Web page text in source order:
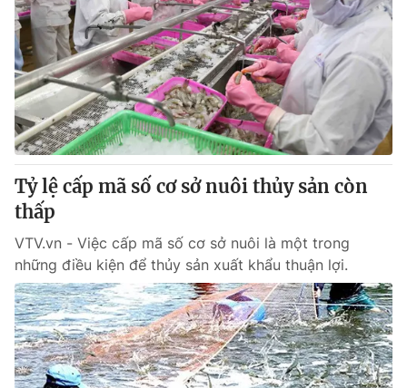
VTV Money VTV Thể thao
VTV Sức khoẻ Bất động sản
Thị trường 24h Tấm lòng Việt
VTV4 Vươn mình bằng AI
VTV9 VTV8
Liên hệ tòa soạn English
Tỷ lệ cấp mã số cơ sở nuôi thủy sản còn
thấp
VTV.vn - Việc cấp mã số cơ sở nuôi là một trong
những điều kiện để thủy sản xuất khẩu thuận lợi.